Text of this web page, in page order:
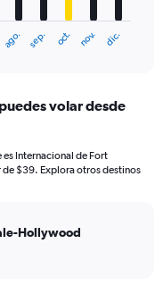
ago. sep. oct. nov. dic.
volar desde
es Internacional de Fort
$39. Explora otros destinos
Hollywood